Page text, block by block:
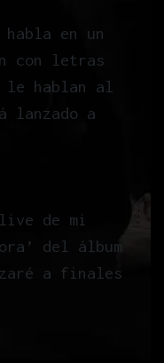
en un
con letras
hablan al
lanzado a
de mi
del álbum
a finales